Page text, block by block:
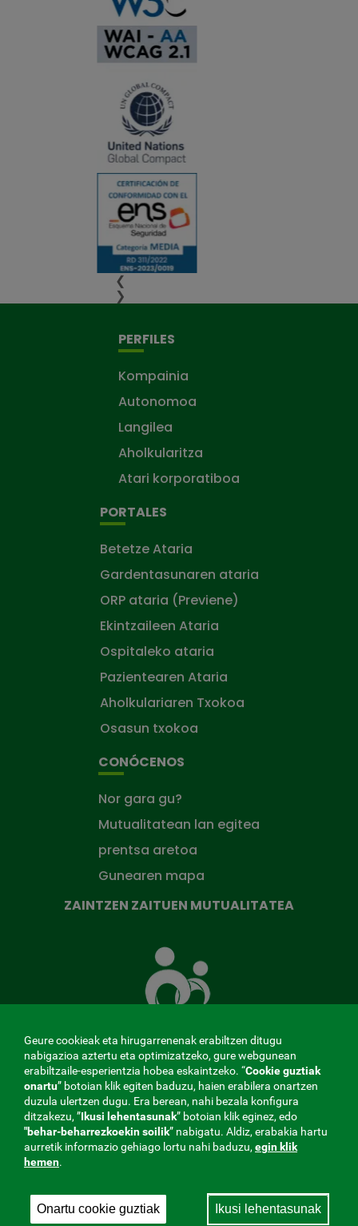
❮
❯
PERFILES
Kompainia
Autonomoa
Langilea
Aholkularitza
Atari korporatiboa
PORTALES
Betetze Ataria
Gardentasunaren ataria
ORP ataria (Previene)
Ekintzaileen Ataria
Ospitaleko ataria
Pazientearen Ataria
Aholkulariaren Txokoa
Osasun txokoa
CONÓCENOS
Nor gara gu?
Mutualitatean lan egitea
prentsa aretoa
Gunearen mapa
ZAINTZEN ZAITUEN MUTUALITATEA
zaituen
Mutua
MENÚ
REDES
SOCIALES
Kontratatzailearen profila
Pribatutasun-politika
Gizarte Segurantzarekin lan egiten duen
Geure cookieak eta hirugarrenenak erabiltzen ditugu
nabigazioa aztertu eta optimizatzeko, gure webgunean
erabiltzaile-esperientzia hobea eskaintzeko. “Cookie guztiak
onartu” botoian klik egiten baduzu, haien erabilera onartzen
duzula ulertzen dugu. Era berean, nahi bezala konfigura
ditzakezu, ”Ikusi lehentasunak” botoian klik eginez, edo
"behar-beharrezkoekinsoilik” nabigatu. Aldiz, erabakia hartu
aurretik informazio gehiago lortu nahi baduzu, egin klik
hemen.
Onartu cookie guztiak Ikusi lehentasunak